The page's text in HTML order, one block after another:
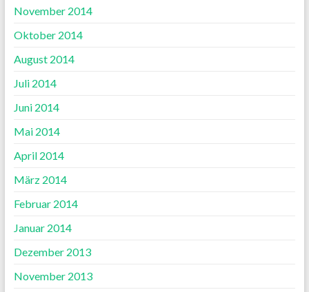
November 2014
Oktober 2014
August 2014
Juli 2014
Juni 2014
Mai 2014
April 2014
März 2014
Februar 2014
Januar 2014
Dezember 2013
November 2013